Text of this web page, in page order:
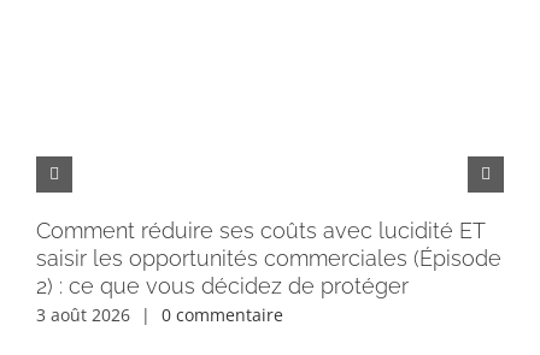
Comment réduire ses coûts avec lucidité ET
saisir les opportunités commerciales (Épisode
2) : ce que vous décidez de protéger
3 août 2026 | 0 commentaire